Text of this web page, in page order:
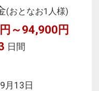
(おとなお1人様)
～94,900円
日間
月13日